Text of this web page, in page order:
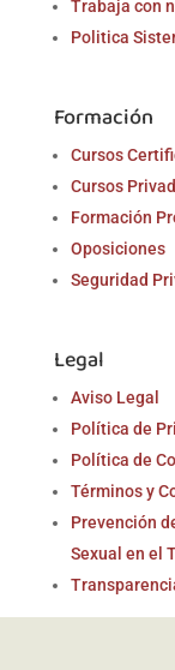
Trabaja con
Politica
Formación
Cursos
Cursos
Formación
Oposiciones
Seguridad
Legal
Aviso Legal
Política de
Política de
Términos y
Prevención
Sexual en el